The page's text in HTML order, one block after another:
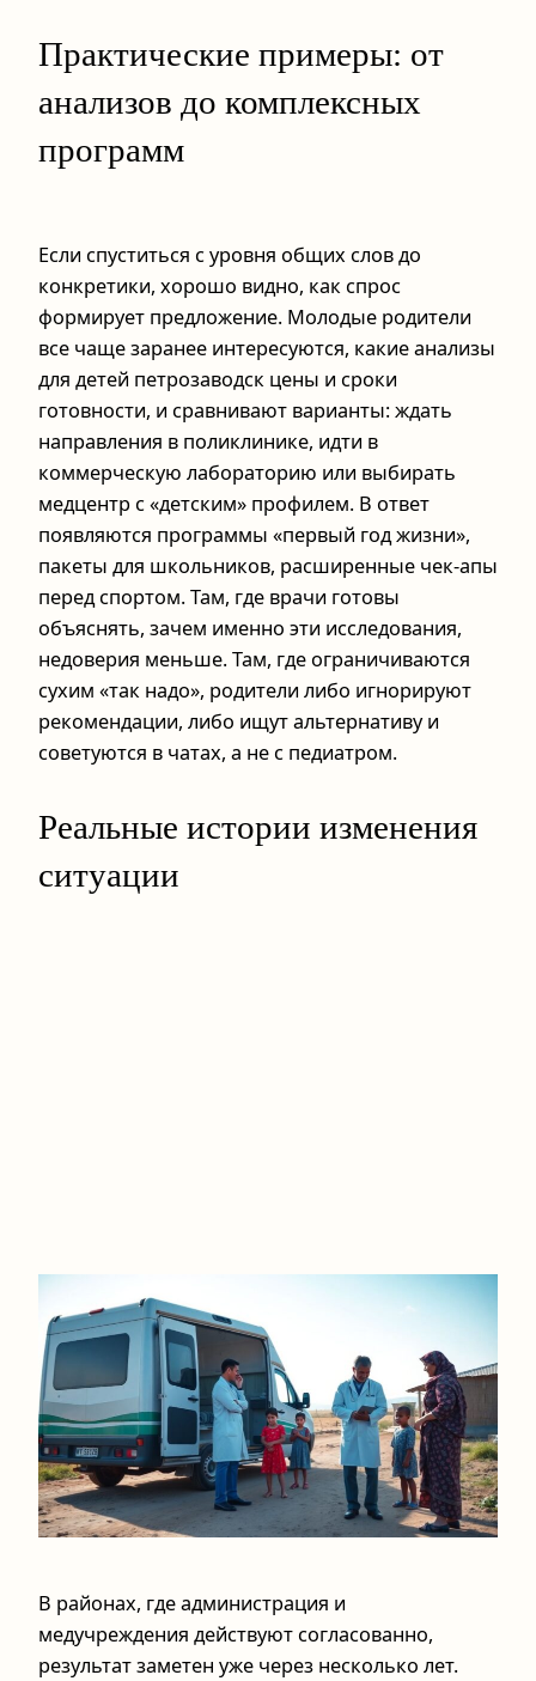
Практические примеры: от
анализов до комплексных
программ
Если спуститься с уровня общих слов до
конкретики, хорошо видно, как спрос
формирует предложение. Молодые родители
все чаще заранее интересуются, какие анализы
для детей петрозаводск цены и сроки
готовности, и сравнивают варианты: ждать
направления в поликлинике, идти в
коммерческую лабораторию или выбирать
медцентр с «детским» профилем. В ответ
появляются программы «первый год жизни»,
пакеты для школьников, расширенные чек-апы
перед спортом. Там, где врачи готовы
объяснять, зачем именно эти исследования,
недоверия меньше. Там, где ограничиваются
сухим «так надо», родители либо игнорируют
рекомендации, либо ищут альтернативу и
советуются в чатах, а не с педиатром.
Реальные истории изменения
ситуации
В районах, где администрация и
медучреждения действуют согласованно,
результат заметен уже через несколько лет.